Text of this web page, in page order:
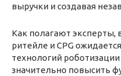
выручки и создавая
Как полагают эксперты,
ритейле и CPG
технологий
значительно повысить